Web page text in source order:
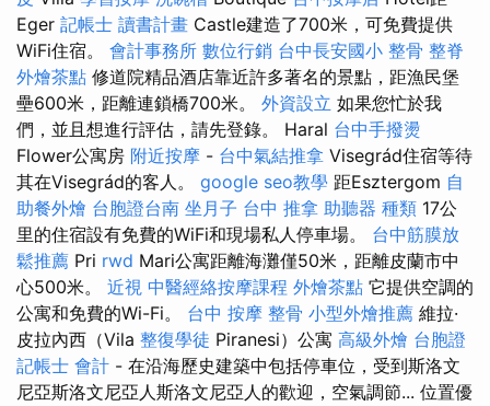
Eger 記帳士 讀書計畫 Castle建造了700米，可免費提供
WiFi住宿。 會計事務所 數位行銷 台中長安國小 整骨 整脊
外燴茶點 修道院精品酒店靠近許多著名的景點，距漁民堡
壘600米，距離連鎖橋700米。 外資設立 如果您忙於我
們，並且想進行評估，請先登錄。 Haral 台中手撥燙
Flower公寓房 附近按摩 - 台中氣結推拿 Visegrád住宿等待
其在Visegrád的客人。 google seo教學 距Esztergom 自
助餐外燴 台胞證台南 坐月子 台中 推拿 助聽器 種類 17公
里的住宿設有免費的WiFi和現場私人停車場。 台中筋膜放
鬆推薦 Pri rwd Mari公寓距離海灘僅50米，距離皮蘭市中
心500米。 近視 中醫經絡按摩課程 外燴茶點 它提供空調的
公寓和免費的Wi-Fi。 台中 按摩 整骨 小型外燴推薦 維拉·
皮拉內西（Vila 整復學徒 Piranesi）公寓 高級外燴 台胞證
記帳士 會計 - 在沿海歷史建築中包括停車位，受到斯洛文
尼亞斯洛文尼亞人斯洛文尼亞人的歡迎，空氣調節... 位置優